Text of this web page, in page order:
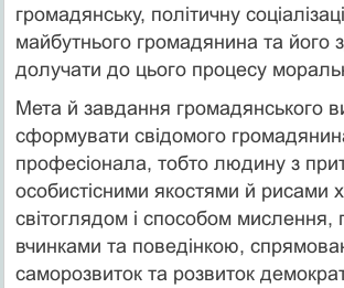
громадянську, політичну
майбутнього громадянина та його
долучати до цього процесу
Мета й завдання громадянського
сформувати свідомого
професіонала, тобто людину з
особистісними якостями й рисами
світоглядом і способом мислення,
вчинками та поведінкою,
саморозвиток та розвиток